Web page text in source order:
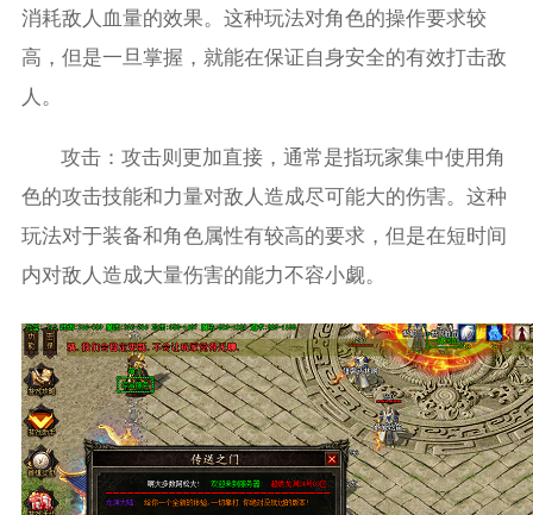
消耗敌人血量的效果。这种玩法对角色的操作要求较
高，但是一旦掌握，就能在保证自身安全的有效打击敌
人。
攻击：攻击则更加直接，通常是指玩家集中使用角
色的攻击技能和力量对敌人造成尽可能大的伤害。这种
玩法对于装备和角色属性有较高的要求，但是在短时间
内对敌人造成大量伤害的能力不容小觑。